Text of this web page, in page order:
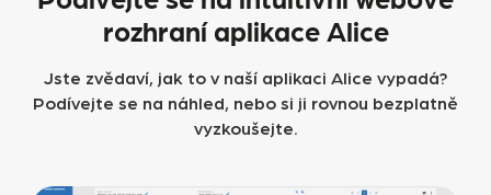
rozhraní aplikace Alice
Jste zvědaví, jak to v naší aplikaci Alice vypadá?
Podívejte se na náhled, nebo si ji rovnou bezplatně
vyzkoušejte.